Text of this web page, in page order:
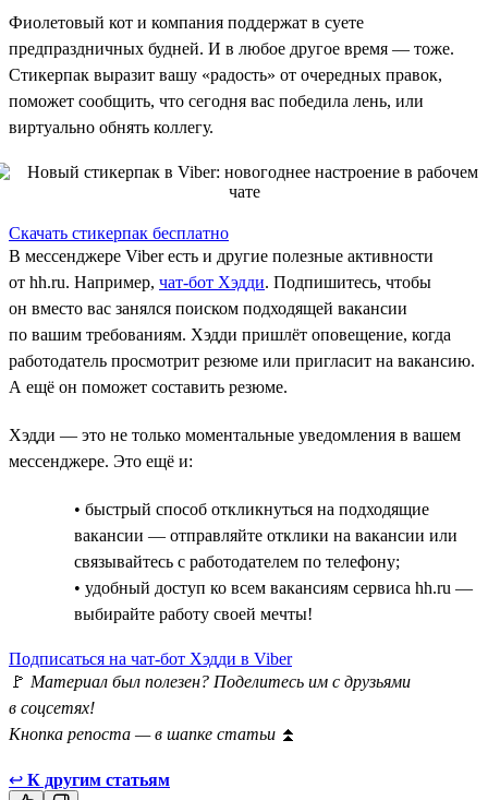
Фиолетовый кот и компания поддержат в суете
предпраздничных будней. И в любое другое время — тоже.
Стикерпак выразит вашу «радость» от очередных правок,
поможет сообщить, что сегодня вас победила лень, или
виртуально обнять коллегу.
Скачать стикерпак бесплатно
В мессенджере Viber есть и другие полезные активности
от hh.ru. Например, чат-бот Хэдди. Подпишитесь, чтобы
он вместо вас занялся поиском подходящей вакансии
по вашим требованиям. Хэдди пришлёт оповещение, когда
работодатель просмотрит резюме или пригласит на вакансию.
А ещё он поможет составить резюме.
Хэдди — это не только моментальные уведомления в вашем
мессенджере. Это ещё и:
• быстрый способ откликнуться на подходящие
вакансии — отправляйте отклики на вакансии или
связывайтесь с работодателем по телефону;
• удобный доступ ко всем вакансиям сервиса hh.ru —
выбирайте работу своей мечты!
Подписаться на чат-бот Хэдди в Viber
🚩 Материал был полезен? Поделитесь им с друзьями
в соцсетях!
Кнопка репоста — в шапке статьи ⏫
↩ К другим статьям